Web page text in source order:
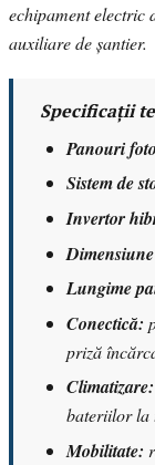
echipament electric
auxiliare de șantier.
Specificații
Panouri
Sistem de
Invertor
Lungime
Conectică:
priză
Climatizare:
bateriilor la
Mobilitate: